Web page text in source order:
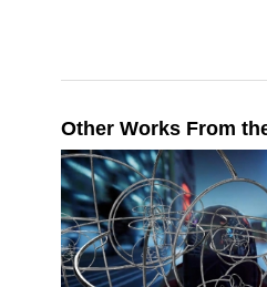
Other Works From